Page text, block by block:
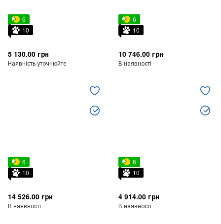
6
10
5 130.00 грн
Наявність уточнюйте
6
10
10 746.00 грн
В наявності
6
10
14 526.00 грн
В наявності
6
10
4 914.00 грн
В наявності